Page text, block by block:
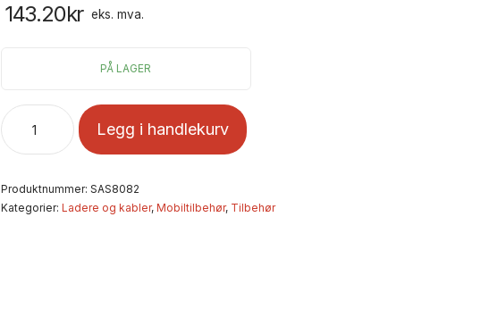
143.20kr eks. mva.
PÅ LAGER
Legg i handlekurv
Produktnummer: SAS8082
Kategorier: Ladere og kabler, Mobiltilbehør, Tilbehør